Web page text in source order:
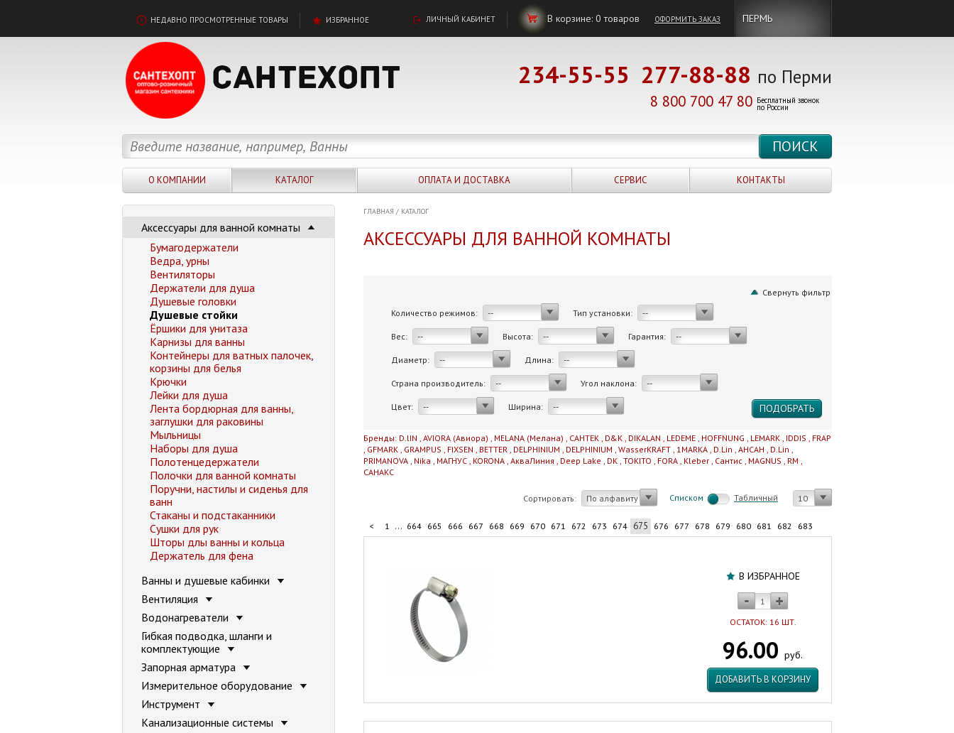
НЕДАВНО ПРОСМОТРЕННЫЕ ТОВАРЫ ИЗБРАННОЕ ЛИЧНЫЙ КАБИНЕТ В корзине: 0товаров ОФОРМИТЬ ЗАКАЗ ПЕРМЬ
234-55-55 277-88-88 по Перми
8 800 700 47 80 Бесплатный звонок
по России
О КОМПАНИИ КАТАЛОГ ОПЛАТА И ДОСТАВКА СЕРВИС КОНТАКТЫ
ГЛАВНАЯ / КАТАЛОГ
АКСЕССУАРЫ ДЛЯ ВАННОЙ КОМНАТЫ
Свернуть фильтр
Количество режимов:
-- Тип установки: --
Вес: -- Высота: -- Гарантия: --
Диаметр: -- Длина: --
Страна производитель: -- Угол наклона: --
Цвет: -- Ширина: --
Бренды: D.lIN , AVIORA (Авиора) , MELANA (Мелана) , САНТЕК , D&K , DIKALAN , LEDEME , HOFFNUNG , LEMARK , IDDIS , FRAP
, GFMARK , GRAMPUS , FIXSEN , BETTER , DELPHINIUM , DELPHINIUM , WasserKRAFT , 1MARKA , D.Lin , AHCAH , D.Lin ,
PRIMANOVA , Nika , МАГНУС , KORONA , АкваЛиния , Deep Lake , DK , TOKITO , FORA , Kleber , Сантис , MAGNUS , RM ,
САНАКС
Сортировать: По алфавиту Cписком Табличный 10
< 1 ... 664 665 666 667 668 669 670 671 672 673 674 675 676 677 678 679 680 681 682
683
В ИЗБРАННОЕ
ОСТАТОК: 16 ШТ.
96.00 руб.
ДОБАВИТЬ В КОРЗИНУ
Аксессуары для ванной комнаты
Бумагодержатели
Ведра, урны
Вентиляторы
Держатели для душа
Душевые головки
Душевые стойки
Ёршики для унитаза
Карнизы для ванны
Контейнеры для ватных палочек,
корзины для белья
Крючки
Лейки для душа
Лента бордюрная для ванны,
заглушки для раковины
Мыльницы
Наборы для душа
Полотенцедержатели
Полочки для ванной комнаты
Поручни, настилы и сиденья для
ванн
Стаканы и подстаканники
Сушки для рук
Шторы длы ванны и кольца
Держатель для фена
Ванны и душевые кабинки
Вентиляция
Водонагреватели
Гибкая подводка, шланги и
комплектующие
Запорная арматура
Измерительное оборудование
Инструмент
Канализационные системы